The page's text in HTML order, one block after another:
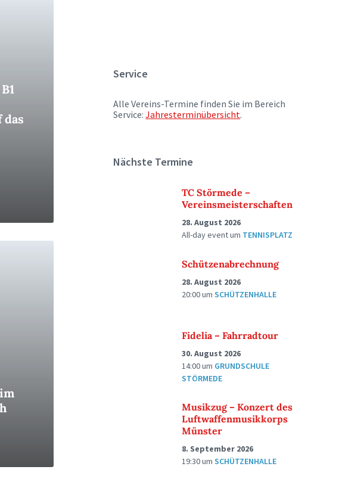
das
Service
Alle Vereins-Termine finden Sie im Bereich
Service:Jahresterminübersicht.
Nächste Termine
TC Störmede –
Vereinsmeisterschaften
28. August 2026
All-day eventum TENNISPLATZ
Schützenabrechnung
28. August 2026
20:00umSCHÜTZENHALLE
Fidelia – Fahrradtour
30. August 2026
14:00um GRUNDSCHULE
STÖRMEDE
Musikzug – Konzert des
Luftwaffenmusikkorps
Münster
8. September 2026
19:30umSCHÜTZENHALLE